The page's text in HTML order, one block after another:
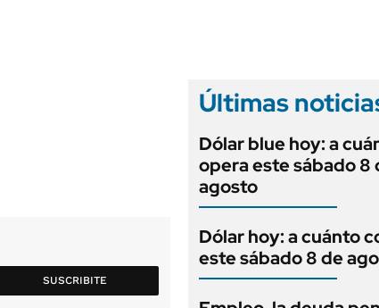
SUSCRIBITE
Últimas
Dólar blue hoy: a
opera este sábado 8
agosto
Dólar hoy: a cuánto
este sábado 8 de